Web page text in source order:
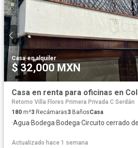
Casa·en alquiler
$ 32,000 MXN
Retorno Villa Flores Primera Privada C Serdán
180 m²3 Recámaras3 BañosCasa
·Agua·Bodega·Bodega·Circuito cerrado
Actualizado hace 1 semana